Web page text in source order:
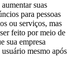
suas
para pessoas
ou serviços, mas
feito por meio de
sua empresa
mesmo após